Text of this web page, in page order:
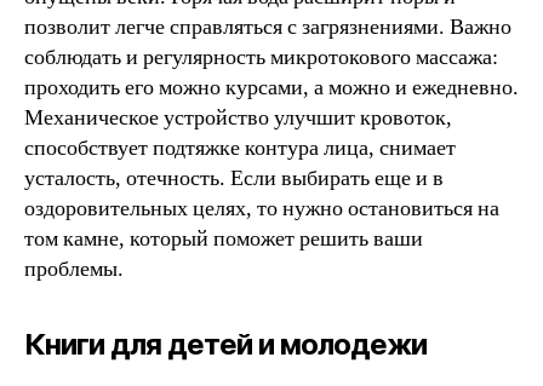
позволит легче справляться с загрязнениями. Важно
соблюдать и регулярность микротокового массажа:
проходить его можно курсами, а можно и ежедневно.
Механическое устройство улучшит кровоток,
способствует подтяжке контура лица, снимает
усталость, отечность. Если выбирать еще и в
оздоровительных целях, то нужно остановиться на
том камне, который поможет решить ваши
проблемы.
Книги для детей и молодежи